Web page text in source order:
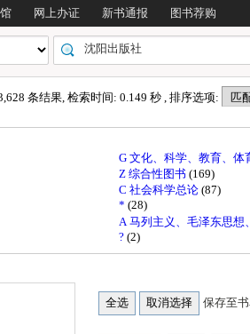
网上办证 新书通报 图书荐购
条结果, 检索时间: 0.149 秒 , 排序选项:
G 文化、科学、教育、体
Z 综合性图书(169)
C 社会科学总论(87)
*(28)
A 马列主义、毛泽东思
?(2)
保存至